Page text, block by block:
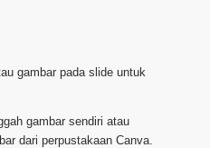
gambar pada slide untuk
gambar sendiri atau
dari perpustakaan Canva.